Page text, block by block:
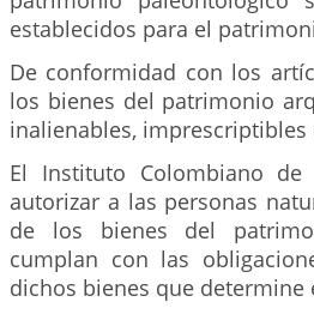
establecidos para el
De conformidad con los
los bienes del patrimonio
inalienables, imprescriptibles
El Instituto Colombiano de
autorizar a las personas
de los bienes del
cumplan con las
dichos bienes que determine